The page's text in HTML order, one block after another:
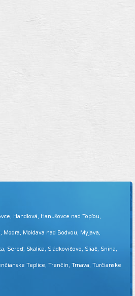
Handlová, Hanušovce nad Topľou,
Moldava nad Bodvou, Myjava,
Sereď, Skalica, Sládkovičovo, Sliač, Snina,
Teplice, Trenčín, Trnava, Turčianske